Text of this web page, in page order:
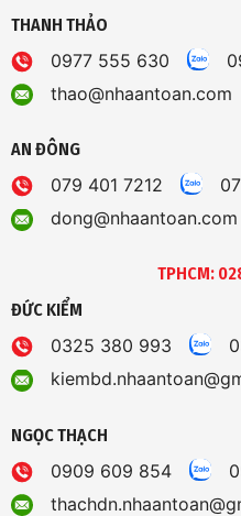
THANH THẢO
0977 555 630
thao@nhaantoan.com
AN ĐÔNG
079 401 7212
dong@nhaantoan.com
TPHCM:
ĐỨC KIỂM
0325 380 993
NGỌC THẠCH
0909 609 854